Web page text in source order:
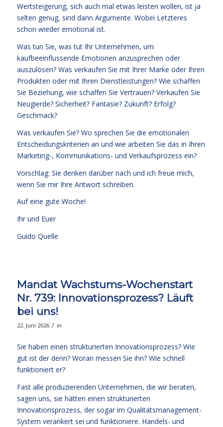
Wertsteigerung, sich auch mal etwas leisten wollen, ist ja
selten genug, sind dann Argumente. Wobei Letzteres
schon wieder emotional ist.
Was tun Sie, was tut Ihr Unternehmen, um
kaufbeeinflussende Emotionen anzusprechen oder
auszulösen? Was verkaufen Sie mit Ihrer Marke oder Ihren
Produkten oder mit Ihren Dienstleistungen? Wie schaffen
Sie Beziehung, wie schaffen Sie Vertrauen? Verkaufen Sie
Neugierde? Sicherheit? Fantasie? Zukunft? Erfolg?
Geschmack?
Was verkaufen Sie? Wo sprechen Sie die emotionalen
Entscheidungskriterien an und wie arbeiten Sie das in Ihren
Marketing-, Kommunikations- und Verkaufsprozess ein?
Vorschlag: Sie denken darüber nach und ich freue mich,
wenn Sie mir Ihre Antwort schreiben.
Auf eine gute Woche!
Ihr und Euer
Guido Quelle
Mandat Wachstums-Wochenstart
Nr. 739: Innovationsprozess? Läuft
bei uns!
22. Juni 2026 / in
Sie haben einen strukturierten Innovationsprozess? Wie
gut ist der denn? Woran messen Sie ihn? Wie schnell
funktioniert er?
Fast alle produzierenden Unternehmen, die wir beraten,
sagen uns, sie hätten einen strukturierten
Innovationsprozess, der sogar im Qualitätsmanagement-
System verankert sei und funktioniere. Handels- und